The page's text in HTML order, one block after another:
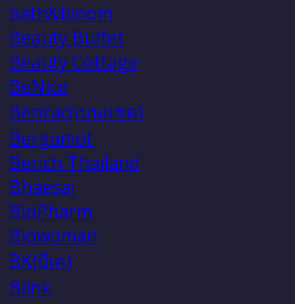
bath&bloom
Beauty Buffet
Beauty Cottage
BeNice
Benzac(เบนเเซค)
Bergamot
Berich Thailand
Bhaesaj
BioPharm
Biowoman
BK(บีเค)
Blink